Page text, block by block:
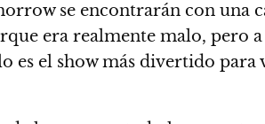
se encontrarán con una
era realmente malo, pero
es el show más divertido